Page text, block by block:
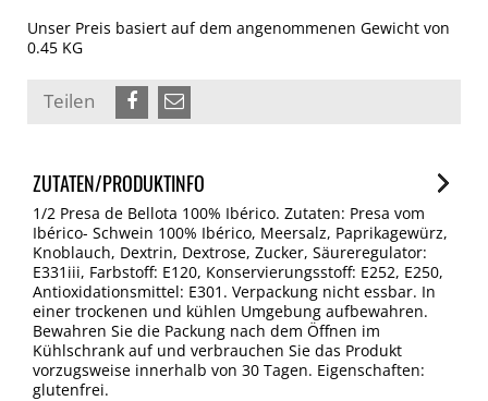
Unser Preis basiert auf dem angenommenen Gewicht von
0.45 KG
Teilen
ZUTATEN/PRODUKTINFO
1/2 Presa de Bellota 100% Ibérico. Zutaten: Presa vom
Ibérico- Schwein 100% Ibérico, Meersalz, Paprikagewürz,
Knoblauch, Dextrin, Dextrose, Zucker, Säureregulator:
E331iii, Farbstoff: E120, Konservierungsstoff: E252, E250,
Antioxidationsmittel: E301. Verpackung nicht essbar. In
einer trockenen und kühlen Umgebung aufbewahren.
Bewahren Sie die Packung nach dem Öffnen im
Kühlschrank auf und verbrauchen Sie das Produkt
vorzugsweise innerhalb von 30 Tagen. Eigenschaften:
glutenfrei.